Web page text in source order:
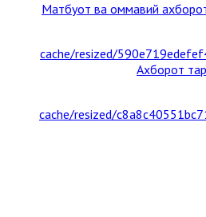
Матбуот ва оммавий
Ахборот